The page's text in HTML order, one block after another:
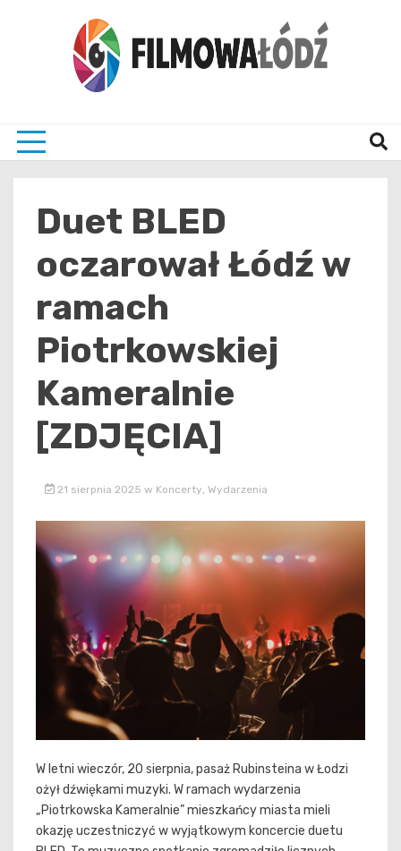
Duet BLED
oczarował Łódź w
ramach
Piotrkowskiej
Kameralnie
[ZDJĘCIA]
21 sierpnia 2025 w Koncerty Wydarzenia
W letni wieczór, 20 sierpnia, pasaż Rubinsteina w Łodzi
ożył dźwiękami muzyki. W ramach wydarzenia
„Piotrkowska Kameralnie” mieszkańcy miasta mieli
okazję uczestniczyć w wyjątkowym koncercie duetu